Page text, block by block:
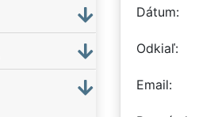
Dátum
Odkiaľ
Email